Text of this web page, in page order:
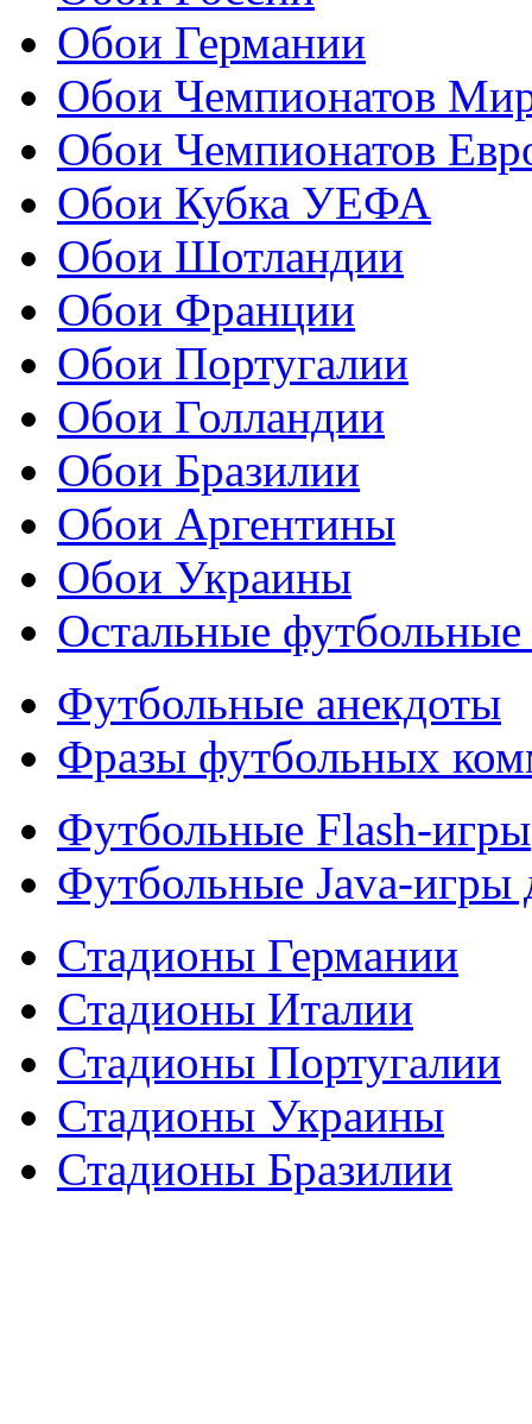
Обои Германии
Обои Чемпионатов
Обои Чемпионатов
Обои Кубка УЕФА
Обои Шотландии
Обои Франции
Обои Португалии
Обои Голландии
Обои Бразилии
Обои Аргентины
Обои Украины
Остальные
Футбольные анекдоты
Фразы футбольных
Футбольные Flash-игры
Футбольные Java-игры
Стадионы Германии
Стадионы Италии
Стадионы Португалии
Стадионы Украины
Стадионы Бразилии